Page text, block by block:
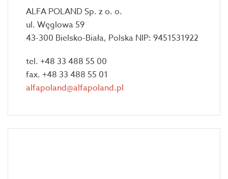
ALFA POLAND Sp. z o. o.
ul. Węglowa 59
43-300 Bielsko-Biała, Polska NIP: 9451531922
tel. +48 33 488 55 00
fax. +48 33 488 55 01
alfapoland@alfapoland.pl